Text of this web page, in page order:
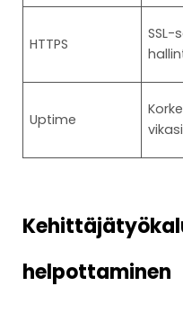
HTTPS
SSL-
Uptime
helpottaminen